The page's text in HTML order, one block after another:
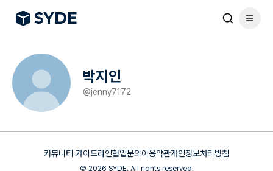
SYDE
박지인
@jenny7172
커뮤니티 가이드라인협업문의 이용약관개인정보처리방침
© 2026 SYDE. All rights reserved.